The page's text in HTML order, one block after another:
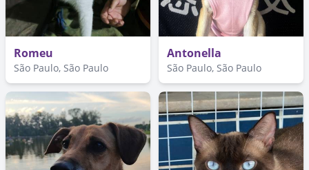
Romeu
São Paulo, São Paulo
Antonella
São Paulo, São Paulo